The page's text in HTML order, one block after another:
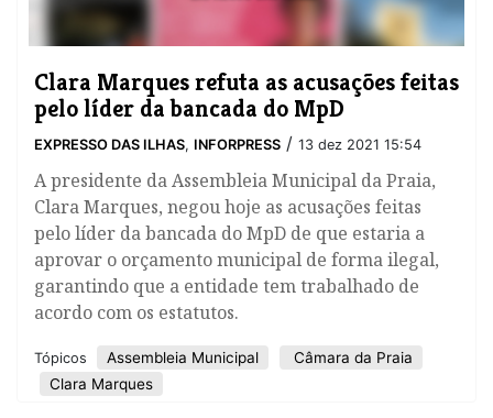
Clara Marques refuta as acusações feitas
pelo líder da bancada do MpD
EXPRESSO DAS ILHAS, INFORPRESS / 13 dez 2021 15:54
A presidente da Assembleia Municipal da Praia,
Clara Marques, negou hoje as acusações feitas
pelo líder da bancada do MpD de que estaria a
aprovar o orçamento municipal de forma ilegal,
garantindo que a entidade tem trabalhado de
acordo com os estatutos.
Tópicos Assembleia Municipal
Câmara da Praia
Clara Marques